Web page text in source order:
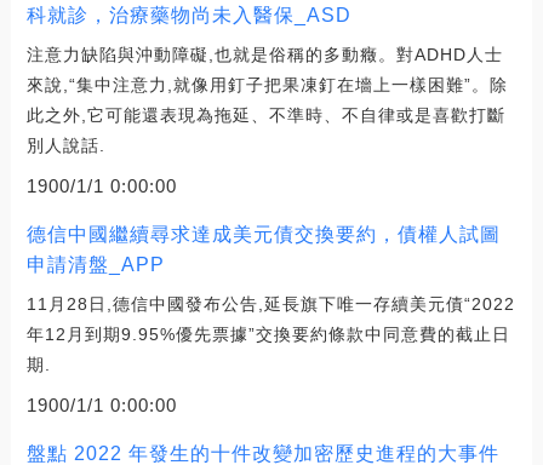
科就診，治療藥物尚未入醫保_ASD
注意力缺陷與沖動障礙,也就是俗稱的多動癥。對ADHD人士
來說,“集中注意力,就像用釘子把果凍釘在墻上一樣困難”。除
此之外,它可能還表現為拖延、不準時、不自律或是喜歡打斷
別人說話.
1900/1/1 0:00:00
德信中國繼續尋求達成美元債交換要約，債權人試圖
申請清盤_APP
11月28日,德信中國發布公告,延長旗下唯一存續美元債“2022
年12月到期9.95%優先票據”交換要約條款中同意費的截止日
期.
1900/1/1 0:00:00
盤點 2022 年發生的十件改變加密歷史進程的大事件